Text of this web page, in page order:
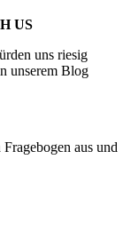
US
uns riesig
unserem Blog
aus und